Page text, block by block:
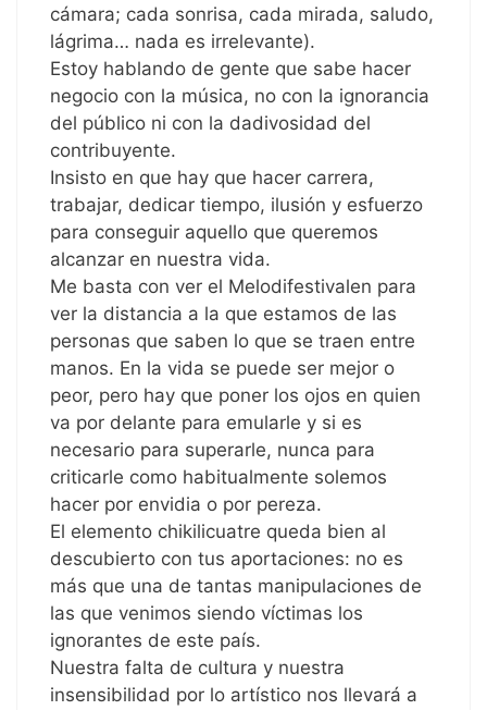
cámara; cada sonrisa, cada mirada, saludo,
lágrima… nada es irrelevante).
Estoy hablando de gente que sabe hacer
negocio con la música, no con la ignorancia
del público ni con la dadivosidad del
contribuyente.
Insisto en que hay que hacer carrera,
trabajar, dedicar tiempo, ilusión y esfuerzo
para conseguir aquello que queremos
alcanzar en nuestra vida.
Me basta con ver el Melodifestivalen para
ver la distancia a la que estamos de las
personas que saben lo que se traen entre
manos. En la vida se puede ser mejor o
peor, pero hay que poner los ojos en quien
va por delante para emularle y si es
necesario para superarle, nunca para
criticarle como habitualmente solemos
hacer por envidia o por pereza.
El elemento chikilicuatre queda bien al
descubierto con tus aportaciones: no es
más que una de tantas manipulaciones de
las que venimos siendo víctimas los
ignorantes de este país.
Nuestra falta de cultura y nuestra
insensibilidad por lo artístico nos llevará a